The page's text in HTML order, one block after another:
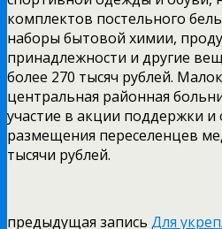
комплектов постельного
наборы бытовой химии,
принадлежности и другие
более 270 тысяч рублей.
центральная районная
участие в акции поддержки и
размещения переселенцев
тысячи рублей.
предыдущая запись Для